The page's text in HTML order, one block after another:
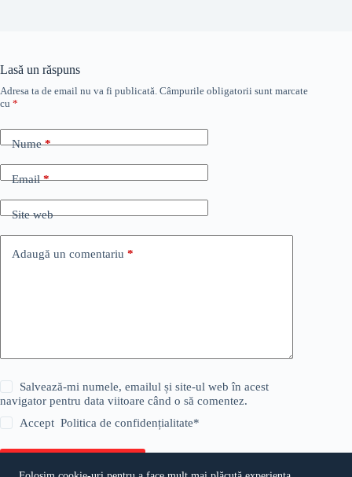
Lasă un răspuns
Adresa ta de email nu va fi publicată. Câmpurile obligatorii sunt marcate
cu *
Nume*
Email*
Site web
Adaugă un comentariu *
Salvează-mi numele, emailul și site-ul web în acest
navigator pentru data viitoare când o să comentez.
AcceptPolitica de confidențialitate*